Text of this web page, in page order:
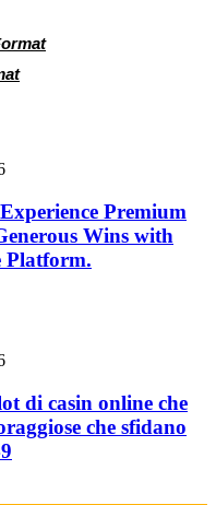
Premium
Wins with
Platform.
di casin online che
che sfidano